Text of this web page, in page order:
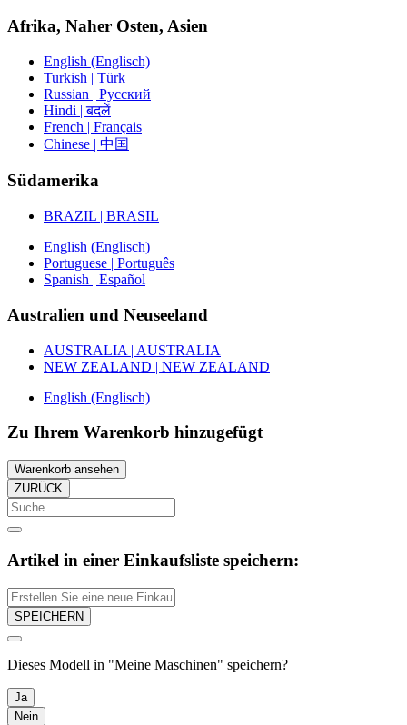
Afrika, Naher Osten, Asien
English (Englisch)
Turkish | Türk
Russian | Русский
Hindi | बदलें
French | Français
Chinese | 中国
Südamerika
BRAZIL | BRASIL
English (Englisch)
Portuguese | Português
Spanish | Español
Australien und Neuseeland
AUSTRALIA | AUSTRALIA
NEW ZEALAND | NEW ZEALAND
English (Englisch)
Zu Ihrem Warenkorb hinzugefügt
Warenkorb ansehen
ZURÜCK
Artikel in einer Einkaufsliste speichern:
SPEICHERN
Dieses Modell in "Meine Maschinen" speichern?
Ja
Nein